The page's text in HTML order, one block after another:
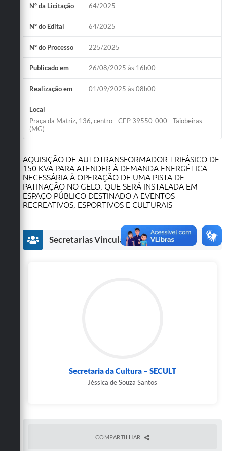
Obras
Emprega
Enquete
Telefones Úteis
Contato
Nº da Licitação 64/2025
Nº do Edital 64/2025
Nº do Processo 225/2025
Publicado em 26/08/2025 às 16h00
Realização em 01/09/2025 às 08h00
Local
Praça da Matriz, 136, centro - CEP 39550-000 - Taiobeiras
(MG)
AQUISIÇÃO DE AUTOTRANSFORMADOR TRIFÁSICO DE
150 KVA PARA ATENDER À DEMANDA ENERGÉTICA
NECESSÁRIA À OPERAÇÃO DE UMA PISTA DE
PATINAÇÃO NO GELO, QUE SERÁ INSTALADA EM
ESPAÇO PÚBLICO DESTINADO A EVENTOS
RECREATIVOS, ESPORTIVOS E CULTURAIS
Secretarias Vinculadas
Secretaria da Cultura – SECULT
Jéssica de Souza Santos
COMPARTILHAR